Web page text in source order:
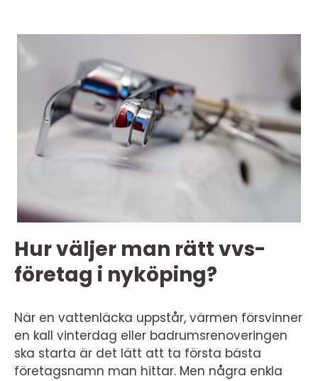
Hur väljer man rätt vvs-
företag i nyköping?
När en vattenläcka uppstår, värmen försvinner
en kall vinterdag eller badrumsrenoveringen
ska starta är det lätt att ta första bästa
företagsnamn man hittar. Men några enkla